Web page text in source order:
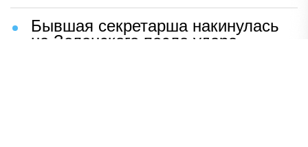
Бывшая секретарша накинулась
на Зеленского после удара